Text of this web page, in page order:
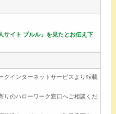
サイト ブルル」を見たとお伝え下
クインターネットサービスより転載
りのハローワーク窓口へご相談くだ